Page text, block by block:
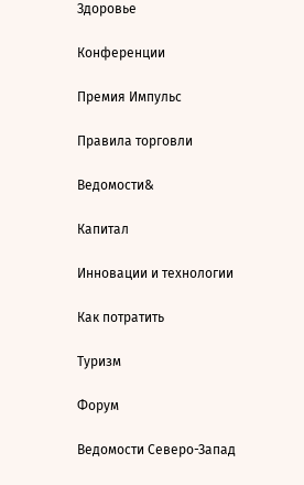
Здоровье
Конференции
Премия Импульс
Правила торговли
Ведомости&
Капитал
Инновации и технологии
Как потратить
Туризм
Форум
Ведомости Северо-Запад